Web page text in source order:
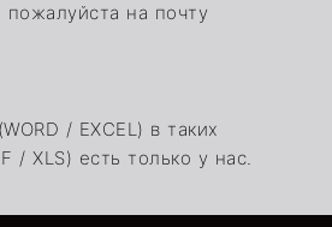
на почту
/ EXCEL) в таких
/ XLS) есть только у нас.